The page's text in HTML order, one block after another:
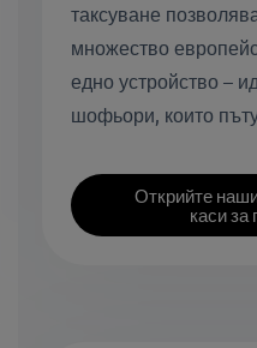
таксуване
множество
едно устройство –
шофьори, които
Открийте
каси за